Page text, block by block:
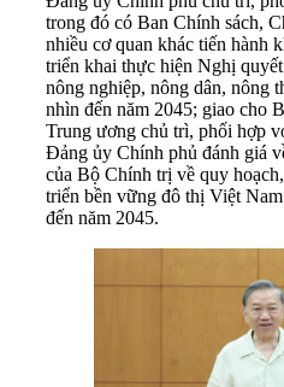
trong đó có Ban Chính sách,
nhiều cơ quan khác tiến hành
triển khai thực hiện Nghị
nông nghiệp, nông dân, nông
nhìn đến năm 2045; giao cho
Trung ương chủ trì, phối hợp
Đảng ủy Chính phủ đánh giá
của Bộ Chính trị về quy
triển bền vững đô thị Việt
đến năm 2045.